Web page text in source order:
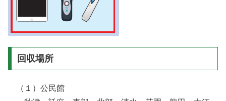
回収場所
（１）公民館